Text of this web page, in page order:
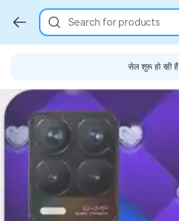
Search for products
सेल शुरू हो रही हैं
Key Highlights